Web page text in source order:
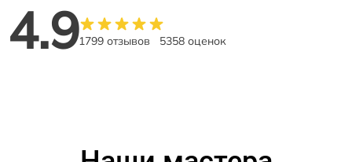
4.91799 отзывов 5358 оценок